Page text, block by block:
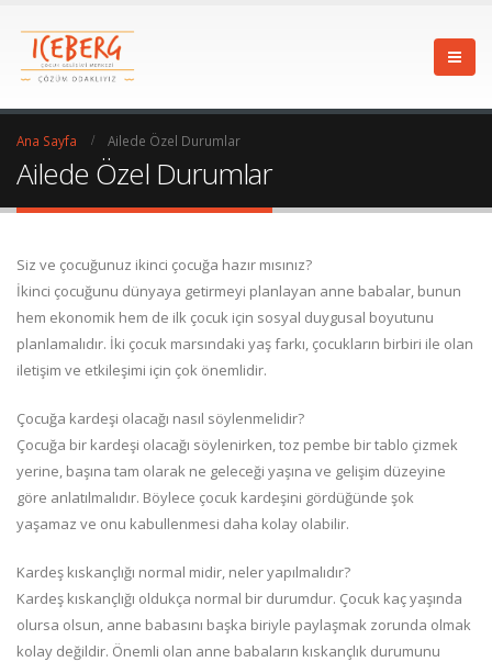
Ana Sayfa Ailede Özel Durumlar
Ailede Özel Durumlar
Siz ve çocuğunuz ikinci çocuğa hazır mısınız?
İkinci çocuğunu dünyaya getirmeyi planlayan anne babalar, bunun
hem ekonomik hem de ilk çocuk için sosyal duygusal boyutunu
planlamalıdır. İki çocuk marsındaki yaş farkı, çocukların birbiri ile olan
iletişim ve etkileşimi için çok önemlidir.
Çocuğa kardeşi olacağı nasıl söylenmelidir?
Çocuğa bir kardeşi olacağı söylenirken, toz pembe bir tablo çizmek
yerine, başına tam olarak ne geleceği yaşına ve gelişim düzeyine
göre anlatılmalıdır. Böylece çocuk kardeşini gördüğünde şok
yaşamaz ve onu kabullenmesi daha kolay olabilir.
Kardeş kıskançlığı normal midir, neler yapılmalıdır?
Kardeş kıskançlığı oldukça normal bir durumdur. Çocuk kaç yaşında
olursa olsun, anne babasını başka biriyle paylaşmak zorunda olmak
kolay değildir. Önemli olan anne babaların kıskançlık durumunu